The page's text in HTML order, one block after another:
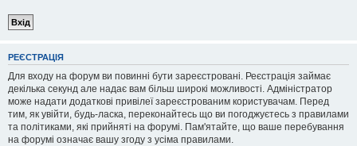
РЕЄСТРАЦІЯ
Для входу на форум ви повинні бути зареєстровані. Реєстрація займає
декілька секунд але надає вам більш широкі можливості. Адміністратор
може надати додаткові привілеї зареєстрованим користувачам. Перед
тим, як увійти, будь-ласка, переконайтесь що ви погоджуєтесь з правилами
та політиками, які прийняті на форумі. Пам'ятайте, що ваше перебування
на форумі означає вашу згоду з усіма правилами.